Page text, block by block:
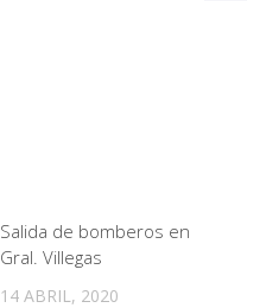
Salida de bomberos en
Gral. Villegas
14 ABRIL, 2020